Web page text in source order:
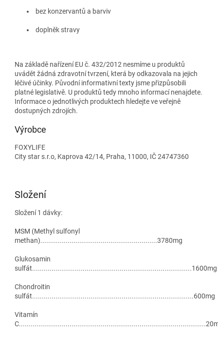
bez konzervantů a barviv
doplněk stravy
Na základě nařízení EU č. 432/2012 nesmíme u produktů
uvádět žádná zdravotní tvrzení, která by odkazovala na jejich
léčivé účinky. Původní informativní texty jsme přizpůsobili
platné legislativě. U produktů tedy mnoho informací nenajdete.
Informace o jednotlivých produktech hledejte ve veřejně
dostupných zdrojích.
Výrobce
FOXYLIFE
City star s.r.o, Kaprova 42/14, Praha, 11000, IČ 24747360
Složení
Složení 1 dávky:
MSM (Methyl sulfonyl
methan)............................................................3780mg
Glukosamin
sulfát..................................................................................1600mg
Chondroitin
sulfát...................................................................................600mg
Vitamín